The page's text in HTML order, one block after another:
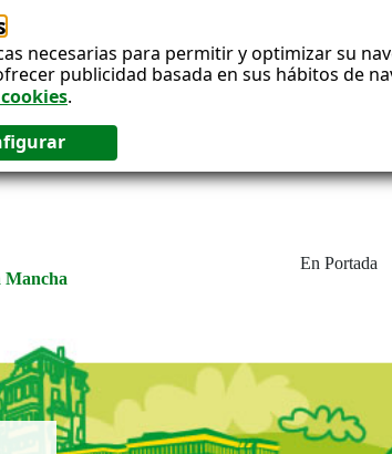
necesarias para permitir y optimizar su
publicidad basada en sus hábitos de
.
Mancha
En Portada